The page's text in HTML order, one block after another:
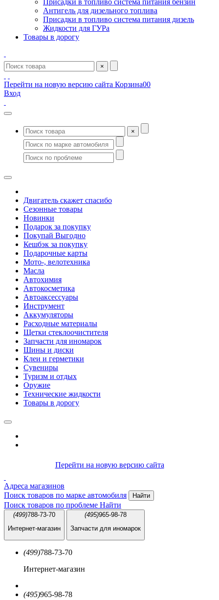
Присадки в топливо система питания бензин
Антигель для дизельного топлива
Присадки в топливо система питания дизель
Жидкости для ГУРа
Товары в дорогу
×
Перейти на новую версию сайта Корзина00
Вход
×
Двигатель скажет спасибо
Сезонные товары
Новинки
Подарок за покупку
Покупай Выгодно
Кешбэк за покупку
Подарочные карты
Мото-, велотехника
Масла
Автохимия
Автокосметика
Автоаксессуары
Инструмент
Аккумуляторы
Расходные материалы
Щетки стеклоочистителя
Запчасти для иномарок
Шины и диски
Клеи и герметики
Сувениры
Туризм и отдых
Оружие
Технические жидкости
Товары в дорогу
Перейти на новую версию сайта
Адреса магазинов
Поиск товаров по марке автомобиля
Найти
Поиск товаров по проблеме Найти
(499)788-73-70
Интернет-магазин
(495)965-98-78
Запчасти для иномарок
(499)788-73-70
Интернет-магазин
(495)965-98-78